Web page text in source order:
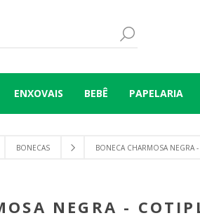
ENXOVAIS BEBÊ PAPELARIA
BONECAS BONECA CHARMOSA NEGRA -
NEGRA -